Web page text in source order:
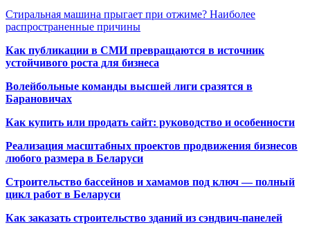
Стиральная машина прыгает при отжиме? Наиболее
распространенные причины
Как публикации в СМИ превращаются в источник
устойчивого роста для бизнеса
Волейбольные команды высшей лиги сразятся в
Барановичах
Как купить или продать сайт: руководство и особенности
Реализация масштабных проектов продвижения бизнесов
любого размера в Беларуси
Строительство бассейнов и хамамов под ключ — полный
цикл работ в Беларуси
Как заказать строительство зданий из сэндвич-панелей